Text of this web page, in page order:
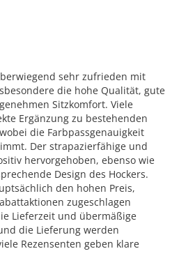
sehr zufrieden mit
die hohe Qualität, gute
Sitzkomfort. Viele
Ergänzung zu bestehenden
die Farbpassgenauigkeit
Der strapazierfähige und
hervorgehoben, ebenso wie
Design des Hockers.
den hohen Preis,
zugeschlagen
Lieferzeit und übermäßige
die Lieferung werden
Rezensenten geben klare